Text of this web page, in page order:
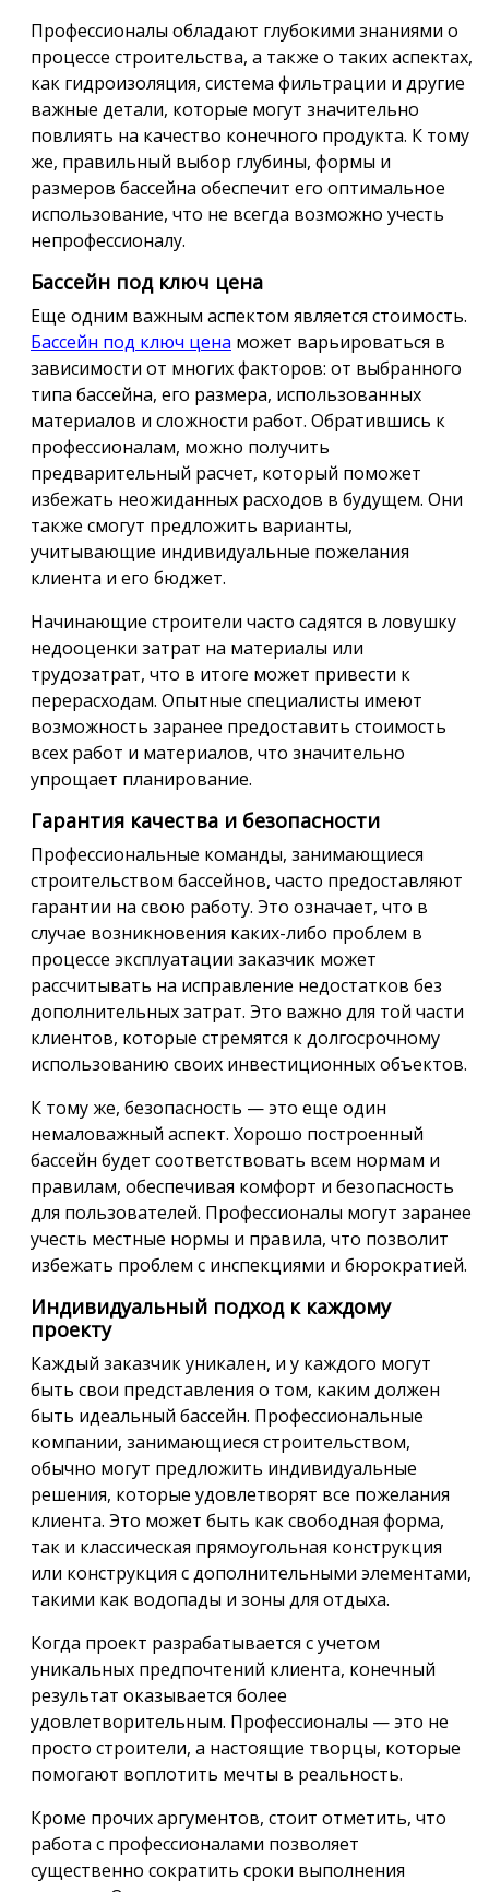
Профессионалы обладают глубокими знаниями о
процессе строительства, а также о таких аспектах,
как гидроизоляция, система фильтрации и другие
важные детали, которые могут значительно
повлиять на качество конечного продукта. К тому
же, правильный выбор глубины, формы и
размеров бассейна обеспечит его оптимальное
использование, что не всегда возможно учесть
непрофессионалу.
Бассейн под ключ цена
Еще одним важным аспектом является стоимость.
Бассейн под ключ цена может варьироваться в
зависимости от многих факторов: от выбранного
типа бассейна, его размера, использованных
материалов и сложности работ. Обратившись к
профессионалам, можно получить
предварительный расчет, который поможет
избежать неожиданных расходов в будущем. Они
также смогут предложить варианты,
учитывающие индивидуальные пожелания
клиента и его бюджет.
Начинающие строители часто садятся в ловушку
недооценки затрат на материалы или
трудозатрат, что в итоге может привести к
перерасходам. Опытные специалисты имеют
возможность заранее предоставить стоимость
всех работ и материалов, что значительно
упрощает планирование.
Гарантия качества и безопасности
Профессиональные команды, занимающиеся
строительством бассейнов, часто предоставляют
гарантии на свою работу. Это означает, что в
случае возникновения каких-либо проблем в
процессе эксплуатации заказчик может
рассчитывать на исправление недостатков без
дополнительных затрат. Это важно для той части
клиентов, которые стремятся к долгосрочному
использованию своих инвестиционных объектов.
К тому же, безопасность — это еще один
немаловажный аспект. Хорошо построенный
бассейн будет соответствовать всем нормам и
правилам, обеспечивая комфорт и безопасность
для пользователей. Профессионалы могут заранее
учесть местные нормы и правила, что позволит
избежать проблем с инспекциями и бюрократией.
Индивидуальный подход к каждому
проекту
Каждый заказчик уникален, и у каждого могут
быть свои представления о том, каким должен
быть идеальный бассейн. Профессиональные
компании, занимающиеся строительством,
обычно могут предложить индивидуальные
решения, которые удовлетворят все пожелания
клиента. Это может быть как свободная форма,
так и классическая прямоугольная конструкция
или конструкция с дополнительными элементами,
такими как водопады и зоны для отдыха.
Когда проект разрабатывается с учетом
уникальных предпочтений клиента, конечный
результат оказывается более
удовлетворительным. Профессионалы — это не
просто строители, а настоящие творцы, которые
помогают воплотить мечты в реальность.
Кроме прочих аргументов, стоит отметить, что
работа с профессионалами позволяет
существенно сократить сроки выполнения